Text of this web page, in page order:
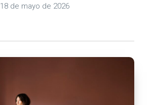
18 de mayo de 2026